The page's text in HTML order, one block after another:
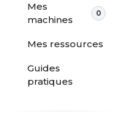
Mes
machines
0
Mes ressources
Guides
pratiques